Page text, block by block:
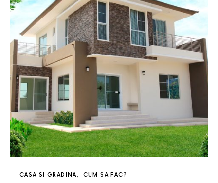
CASA SI GRADINA CUM SA FAC?